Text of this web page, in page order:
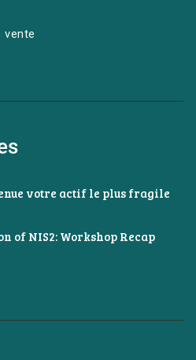
vente
votre actif le plus fragile
of NIS2: Workshop Recap